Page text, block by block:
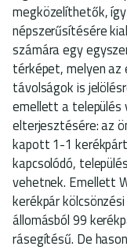
megközelíthetők,
népszerűsítésére
számára egy
térképet, melyen
távolságok is
emellett a település
elterjesztésére: az
kapott 1-1
kapcsolódó,
vehetnek. Emellett
kerékpár
állomásból 99
rásegítésű. De